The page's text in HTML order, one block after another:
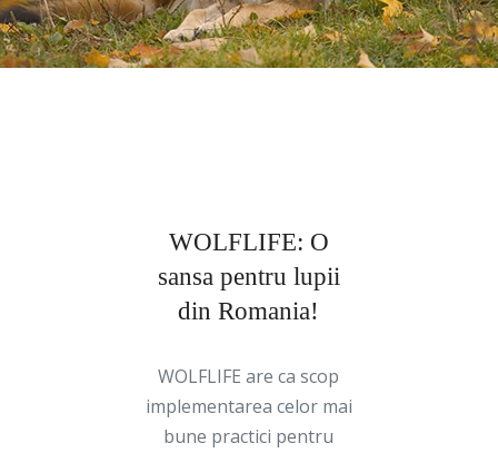
WOLFLIFE: O
sansa pentru lupii
din Romania!
WOLFLIFE are ca scop
implementarea celor mai
bune practici pentru